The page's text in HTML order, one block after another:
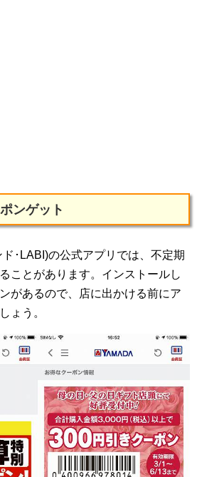
ンゲット
･LABI)の公式アプリでは、不定期
ことがあります。インストールし
があるので、店に出かける前にア
ょう。